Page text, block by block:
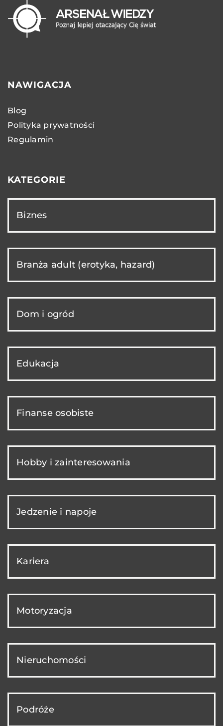
NAWIGACJA
Blog
Polityka prywatności
Regulamin
KATEGORIE
Biznes
Branża adult (erotyka, hazard)
Dom i ogród
Edukacja
Finanse osobiste
Hobby i zainteresowania
Jedzenie i napoje
Kariera
Motoryzacja
Nieruchomości
Podróże